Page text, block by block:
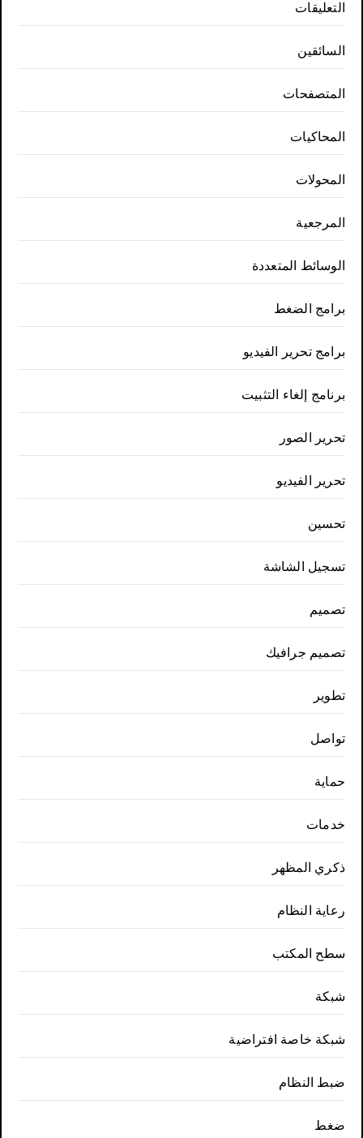
التعليقات
السائقين
المتصفحات
المحاكيات
المحولات
المرجعية
الوسائط المتعددة
برامج الضغط
برامج تحرير الفيديو
برنامج إلغاء التثبيت
تحرير الصور
تحرير الفيديو
تحسين
تسجيل الشاشة
تصميم
تصميم جرافيك
تطوير
تواصل
حماية
خدمات
ذكري المظهر
رعاية النظام
سطح المكتب
شبكة
شبكة خاصة افتراضية
ضبط النظام
ضغط